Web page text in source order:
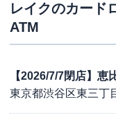
レイクのカード
ATM
【2026/7/7閉店】恵
東京都渋谷区東三丁